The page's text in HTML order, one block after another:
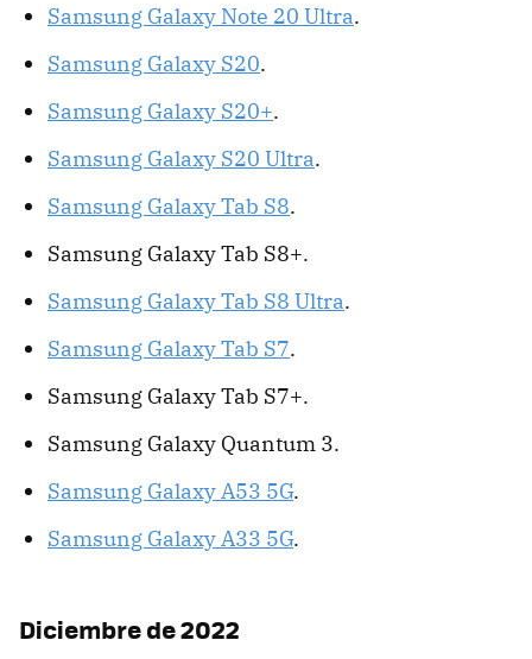
Samsung Galaxy Note 20 Ultra.
Samsung Galaxy S20.
Samsung Galaxy S20+.
Samsung Galaxy S20 Ultra.
Samsung Galaxy Tab S8.
Samsung Galaxy Tab S8+.
Samsung Galaxy Tab S8 Ultra.
Samsung Galaxy Tab S7.
Samsung Galaxy Tab S7+.
Samsung Galaxy Quantum 3.
Samsung Galaxy A53 5G.
Samsung Galaxy A33 5G.
Diciembre de 2022